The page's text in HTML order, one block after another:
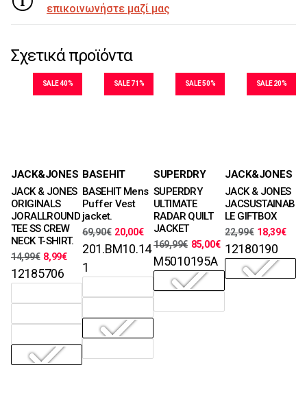
επικοινωνήστε μαζί μας
Σχετικά προϊόντα
SALE 40%
Μεγέθη
XXL
Χρώματα
JACK&JONES
JACK & JONES
ORIGINALS
JORALLROUND
TEE SS CREW
NECK T-SHIRT.
14,99€ 8,99€
12185706
SALE 71%
Μεγέθη
Χρώματα
BASEHIT
BASEHIT Mens
Puffer Vest
jacket.
69,90€ 20,00€
201.BM10.14
1
SALE 50%
Μεγέθη
Χρώματα
SUPERDRY
SUPERDRY
ULTIMATE
RADAR QUILT
JACKET
169,99€ 85,00€
M5010195A
SALE 20%
Μεγέθη
XXL
Χρώματα
JACK&JONES
JACK & JONES
JACSUSTAINAB
LE GIFTBOX
22,99€ 18,39€
12180190